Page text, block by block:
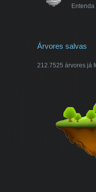
Entenda
Árvores salvas
212.7525 árvores já